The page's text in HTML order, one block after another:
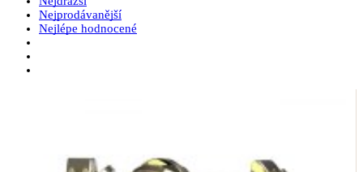
Nejprodávanější
Nejlépe hodnocené